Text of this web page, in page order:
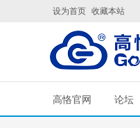
设为首页 收藏本站
高恪官网 论坛